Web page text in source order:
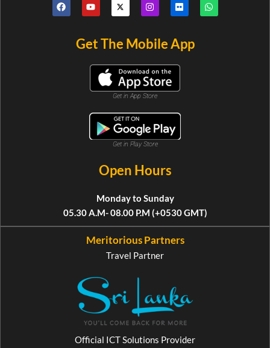
Get The Mobile App
Get in App Store
Get in Play Store
Open Hours
Monday to Sunday
05.30 A.M- 08.00 P.M (+0530 GMT)
Meritorious Partners
Travel Partner
Official ICT Solutions Provider